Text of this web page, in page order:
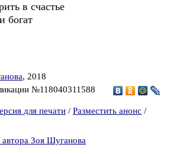
в счастье
богат
, 2018
№118040311588
для печати / Разместить анонс /
автора Зоя Шуганова